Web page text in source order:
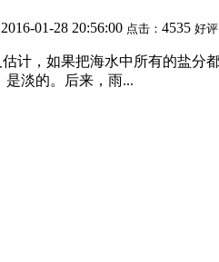
2016-01-28 20:56:00 点击： 4535 好评
计，如果把海水中所有的盐分
是淡的。后来，雨...